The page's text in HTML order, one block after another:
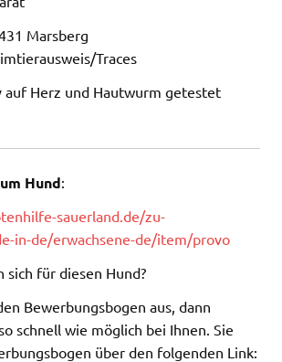
Marsberg
Traces
auf Herz und Hautwurm getestet
Hund:
sauerland.de/zu-
in-de/erwachsene-de/item/provo
sich für diesen Hund?
Bewerbungsbogen aus, dann
schnell wie möglich bei Ihnen. Sie
über den folgenden Link: